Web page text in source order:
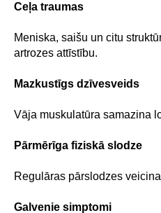
Ceļa traumas
Meniska, saišu un citu
artrozes attīstību.
Mazkustīgs dzīvesveids
Vāja muskulatūra samazina
Pārmērīga fiziskā slodze
Regulāras pārslodzes
Galvenie simptomi